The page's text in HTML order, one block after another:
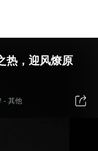
热，迎风燎原
- 其他